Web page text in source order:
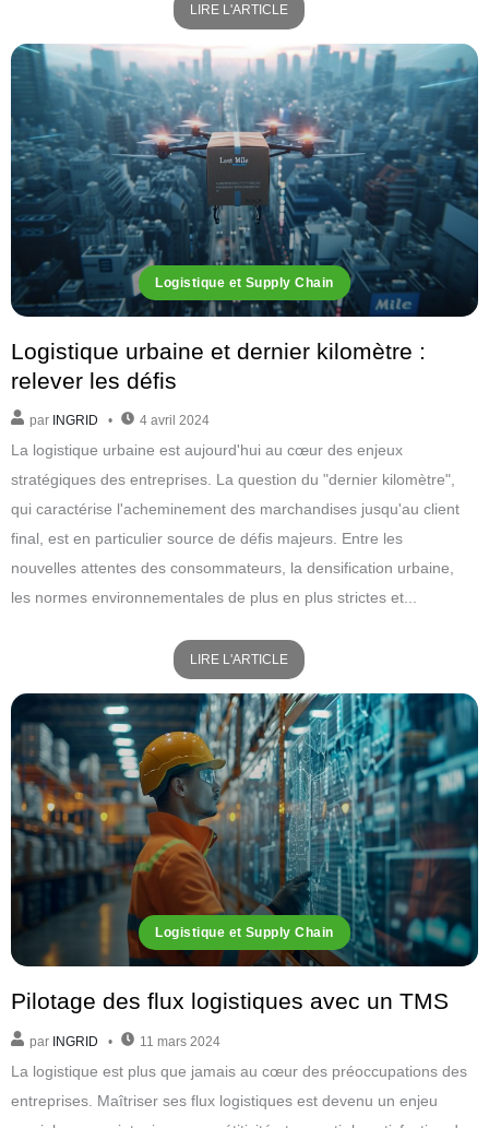
LIRE L'ARTICLE
Logistique et Supply Chain
Logistique urbaine et dernier kilomètre :
relever les défis
par INGRID 4 avril 2024
La logistique urbaine est aujourd'hui au cœur des enjeux
stratégiques des entreprises. La question du "dernier kilomètre",
qui caractérise l'acheminement des marchandises jusqu'au client
final, est en particulier source de défis majeurs. Entre les
nouvelles attentes des consommateurs, la densification urbaine,
les normes environnementales de plus en plus strictes et...
LIRE L'ARTICLE
Logistique et Supply Chain
Pilotage des flux logistiques avec un TMS
par INGRID 11 mars 2024
La logistique est plus que jamais au cœur des préoccupations des
entreprises. Maîtriser ses flux logistiques est devenu un enjeu